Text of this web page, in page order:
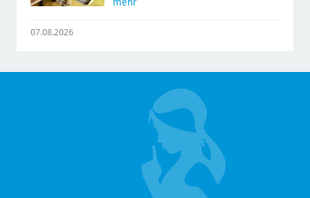
07.08.2026